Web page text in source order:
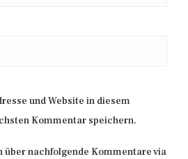
und Website in diesem
Kommentar speichern.
nachfolgende Kommentare via